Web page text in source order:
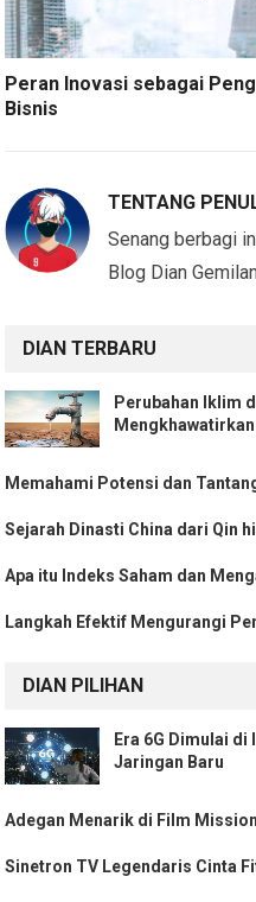
Peran Inovasi sebagai
Bisnis
TENTANG
Senang berbagi
Blog Dian
DIAN TERBARU
Perubahan Iklim
Mengkhawatirkan
Memahami Potensi dan
Sejarah Dinasti China dari Qin
Apa itu Indeks Saham dan
Langkah Efektif Mengurangi
DIAN PILIHAN
Era 6G Dimulai
Jaringan Baru
Adegan Menarik di Film
Sinetron TV Legendaris Cinta